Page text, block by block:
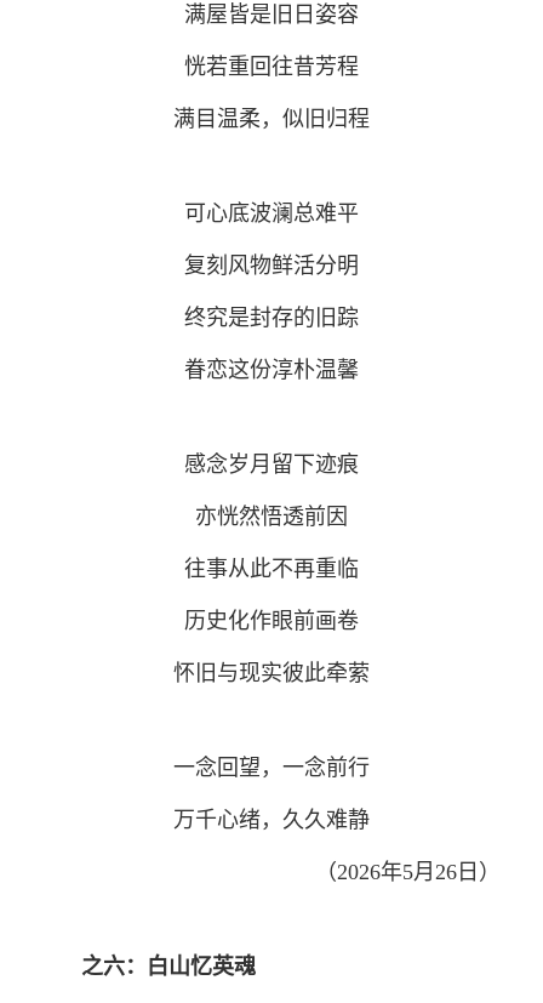
满屋皆是旧日姿容
恍若重回往昔芳程
满目温柔，似旧归程
可心底波澜总难平
复刻风物鲜活分明
终究是封存的旧踪
眷恋这份淳朴温馨
感念岁月留下迹痕
亦恍然悟透前因
往事从此不再重临
历史化作眼前画卷
怀旧与现实彼此牵萦
一念回望，一念前行
万千心绪，久久难静
（2026年5月26日）
之六：白山忆英魂